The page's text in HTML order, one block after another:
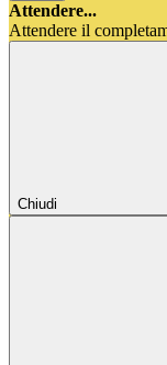
Attendere...
Attendere il
Chiudi